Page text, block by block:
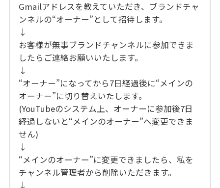
Gmailアドレスを教えていただき、ブランドチャ
ンネルの“オーナー”として招待します。
↓
お客様が無事ブランドチャンネルに参加できま
したらご連絡お願いいたします。
↓
“オーナー”になってから7日経過後に“メインの
オーナー”に切り替えいたします。
(YouTubeのシステム上、オーナーに参加後7日
経過しないと“メインのオーナー”へ変更できま
せん)
↓
“メインのオーナー”に変更できましたら、私を
チャンネル管理者から削除いただきます。
↓